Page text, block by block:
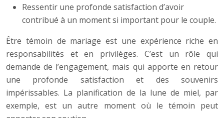
Ressentir une profonde satisfaction d’avoir
contribué à un moment si important pour le couple.
Être témoin de mariage est une expérience riche en
responsabilités et en privilèges. C’est un rôle qui
demande de l’engagement, mais qui apporte en retour
une profonde satisfaction et des souvenirs
impérissables. La planification de la lune de miel, par
exemple, est un autre moment où le témoin peut